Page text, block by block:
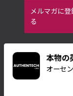
本物の
オーセ
メルマガに登
る
ご利用規約
プ